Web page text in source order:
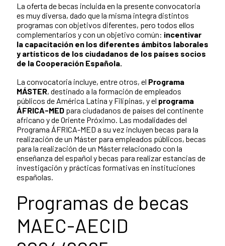
La oferta de becas incluida en la presente convocatoria
es muy diversa, dado que la misma integra distintos
programas con objetivos diferentes, pero todos ellos
complementarios y con un objetivo común: incentivar
la capacitación en los diferentes ámbitos laborales
y artísticos de los ciudadanos de los países socios
de la Cooperación Española.
La convocatoria incluye, entre otros, el Programa
MÁSTER, destinado a la formación de empleados
públicos de América Latina y Filipinas, y el programa
ÁFRICA-MED para ciudadanos de países del continente
africano y de Oriente Próximo. Las modalidades del
Programa ÁFRICA-MED a su vez incluyen becas para la
realización de un Máster para empleados públicos, becas
para la realización de un Máster relacionado con la
enseñanza del español y becas para realizar estancias de
investigación y prácticas formativas en instituciones
españolas.
Programas de becas
MAEC-AECID